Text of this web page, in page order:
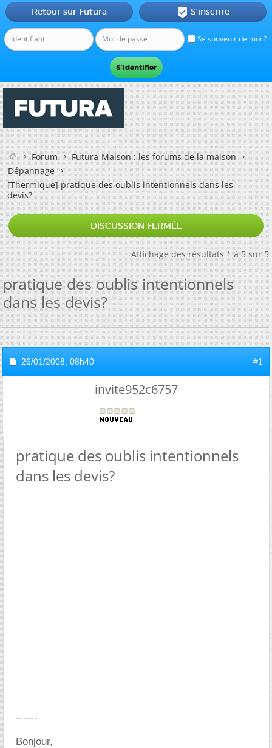
Se souvenir de moi ?
Retour sur Futura  S'inscrire
Forum
Futura-Maison : les forums de la maison
Dépannage
[Thermique]pratique des oublis intentionnels dans les
devis?
DISCUSSION FERMÉE
Affichage des résultats 1 à 5 sur 5
pratique des oublis intentionnels
dans les devis?
26/01/2008, 08h40 #1
invite952c6757
pratique des oublis intentionnels
dans les devis?
------
Bonjour,